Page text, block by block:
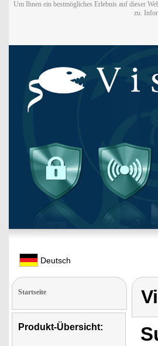
Um Ihnen ein bestmögliches Erlebnis auf dieser
zu.
Deutsch
Startseite
Produkt-Übersicht: